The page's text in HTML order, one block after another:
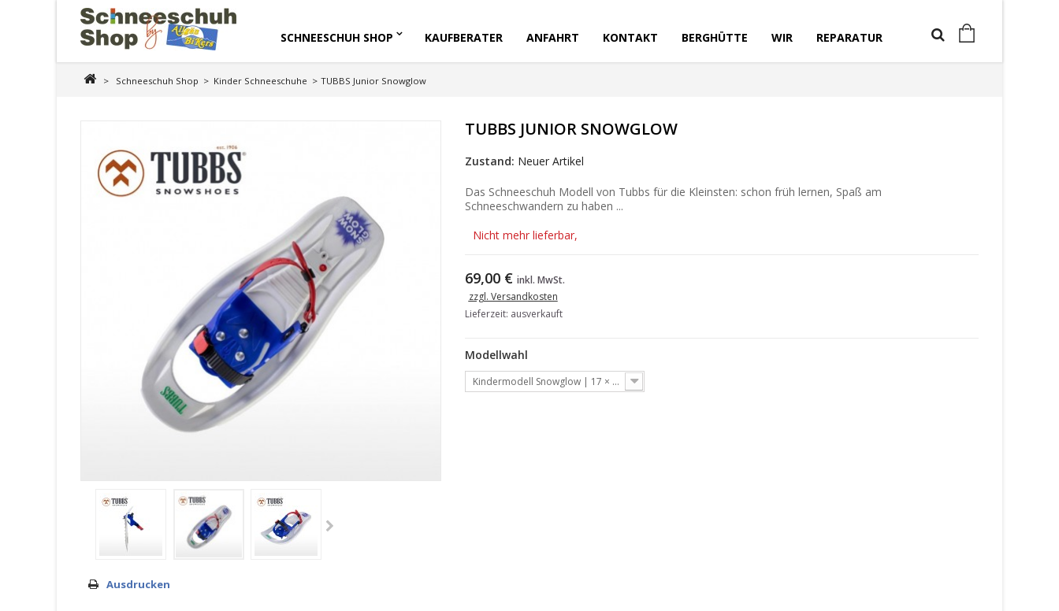
SCHNEESCHUH SHOP KAUFBERATER ANFAHRT KONTAKT BERGHÜTTE WIR REPARATUR
> Schneeschuh Shop > Kinder Schneeschuhe > TUBBS Junior Snowglow
Ausdrucken
TUBBS JUNIOR SNOWGLOW
Zustand: Neuer Artikel
Das Schneeschuh Modell von Tubbs für die Kleinsten: schon früh lernen, Spaß am
Schneeschwandern zu haben ...
Nicht mehr lieferbar,
69,00 € inkl. MwSt.
zzgl. Versandkosten
Lieferzeit: ausverkauft
Modellwahl
Kindermodell Snowglow | 17 × 40 cm